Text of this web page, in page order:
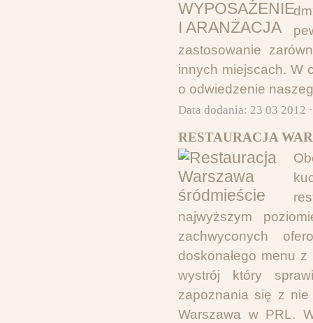
zastosowanie
innych miejscach. W
o odwiedzenie
Data dodania: 23 03 2012
RESTAURACJA
najwyższym
zachwyconych
doskonałego menu
wystrój który
zapoznania się z nie
Warszawa w PRL.